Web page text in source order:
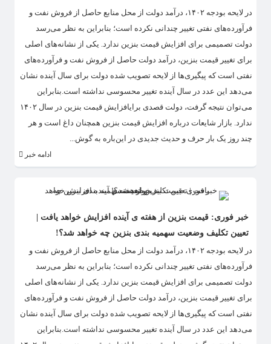
در لایحه بودجه ۱۴۰۲، درآمد دولت از محل منابع حاصل از فروش نفت و
فرآورده‌های نفتی تغییر چندانی نکرده است؛ بنابراین به نظر می‌رسد
دولت تصمیمی برای افزایش قیمت بنزین ندارد. یکی از نشانه‌های اصلی
برای تغییر قیمت بنزین، درآمد دولت حاصل از فروش نفت و فرآورده‌های
نفتی است که پیگیری‌ها از لایحه تصویب شده دولت برای سال آینده نشان
می‌دهد این عدد در سال آینده تغییر محسوسی نداشته است.بنابراین
می‌توان نتیجه گرفت، دولت قصدی برایافزایش قیمت بنزین در سال ۱۴۰۲
ندارد. بازار شایعات درباره افزایش قیمت بنزین همچنان داغ است و هر
چند روز یک بار حرف و حدیث جدیدی در این‌باره به گوش...
ادامه خبر
خبر فوری: قیمت بنزین از هفته ی آینده افزایش خواهد یافت |
تعیین تکلیف وضعیت سهمیه بندی بنزین چه خواهد شد؟!
در لایحه بودجه ۱۴۰۲، درآمد دولت از محل منابع حاصل از فروش نفت و
فرآورده‌های نفتی تغییر چندانی نکرده است؛ بنابراین به نظر می‌رسد
دولت تصمیمی برای افزایش قیمت بنزین ندارد. یکی از نشانه‌های اصلی
برای تغییر قیمت بنزین، درآمد دولت حاصل از فروش نفت و فرآورده‌های
نفتی است که پیگیری‌ها از لایحه تصویب شده دولت برای سال آینده نشان
می‌دهد این عدد در سال آینده تغییر محسوسی نداشته است.بنابراین